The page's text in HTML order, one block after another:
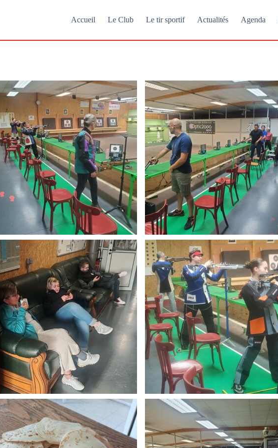
Accueil Le Club Le tir sportif Actualités Agenda